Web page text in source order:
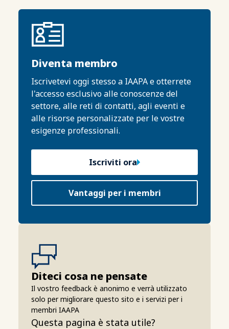
Diventa membro
Iscrivetevi oggi stesso a IAAPA e otterrete
l'accesso esclusivo alle conoscenze del
settore, alle reti di contatti, agli eventi e
alle risorse personalizzate per le vostre
esigenze professionali.
Iscriviti ora
Vantaggi per i membri
Diteci cosa ne pensate
Il vostro feedback è anonimo e verrà utilizzato
solo per migliorare questo sito e i servizi per i
membri IAAPA
Questa pagina è stata utile?